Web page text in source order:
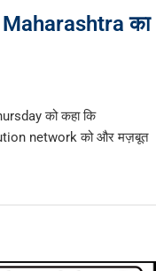
का
को कहा कि
network को और मज़बूत